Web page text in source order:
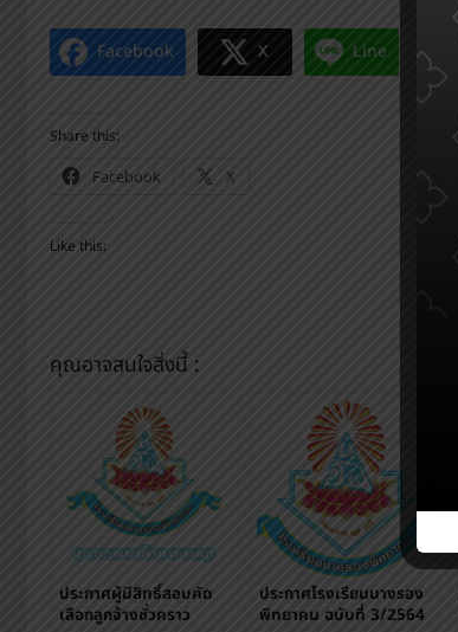
Facebook X Line
Share this:
Facebook
X
Like this:
คุณอาจสนใจสิ่งนี้ :
ประกาศผู้มีสิทธิ์สอบคัด
เลือกลูกจ้างชั่วคราว
ประกาศโรงเรียนนางรอง
พิทยาคม ฉบับที่ 3/2564